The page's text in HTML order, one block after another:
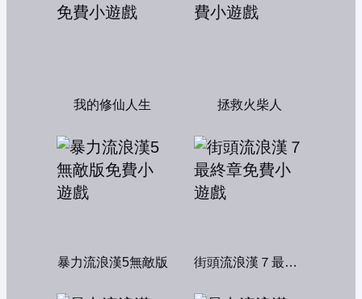
我的修仙人生 拯救火柴人
暴力流浪漢5無敵版 街頭流浪漢７最終章